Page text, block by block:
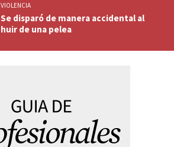
VIOLENCIA
Se disparó de manera accidental al
huir de una pelea